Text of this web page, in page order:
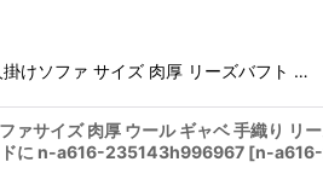
けソファ サイズ 肉厚 リーズバフト …
サイズ 肉厚 ウール ギャベ 手織り リ
ドに n-a616-235143h996967 [n-